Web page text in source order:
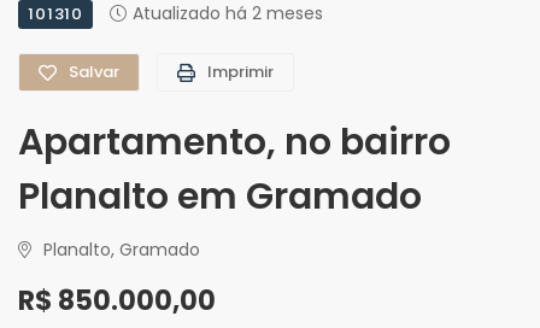
101310 Atualizado há 2 meses
Salvar Imprimir
Apartamento, no bairro
Planalto em Gramado
Planalto, Gramado
R$ 850.000,00